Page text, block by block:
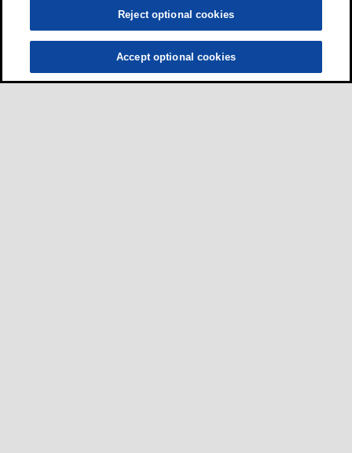
Reject optional cookies
Accept optional cookies